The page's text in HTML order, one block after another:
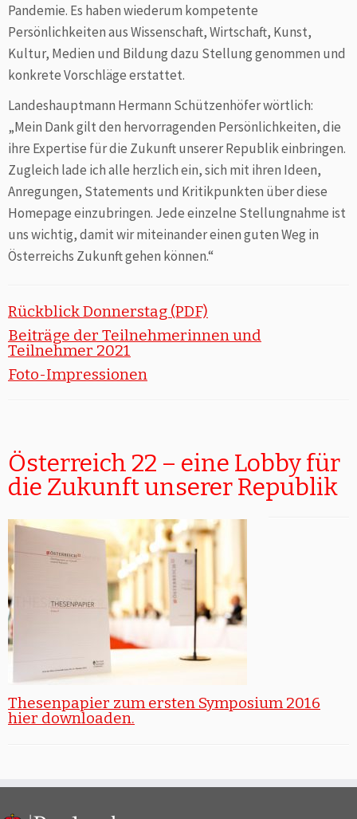
Pandemie. Es haben wiederum kompetente
Persönlichkeiten aus Wissenschaft, Wirtschaft, Kunst,
Kultur, Medien und Bildung dazu Stellung genommen und
konkrete Vorschläge erstattet.
Landeshauptmann Hermann Schützenhöfer wörtlich:
„Mein Dank gilt den hervorragenden Persönlichkeiten, die
ihre Expertise für die Zukunft unserer Republik einbringen.
Zugleich lade ich alle herzlich ein, sich mit ihren Ideen,
Anregungen, Statements und Kritikpunkten über diese
Homepage einzubringen. Jede einzelne Stellungnahme ist
uns wichtig, damit wir miteinander einen guten Weg in
Österreichs Zukunft gehen können.“
Rückblick Donnerstag (PDF)
Beiträge der Teilnehmerinnen und
Teilnehmer 2021
Foto-Impressionen
Österreich 22 – eine Lobby für
die Zukunft unserer Republik
Thesenpapier zum ersten Symposium 2016
hier downloaden.